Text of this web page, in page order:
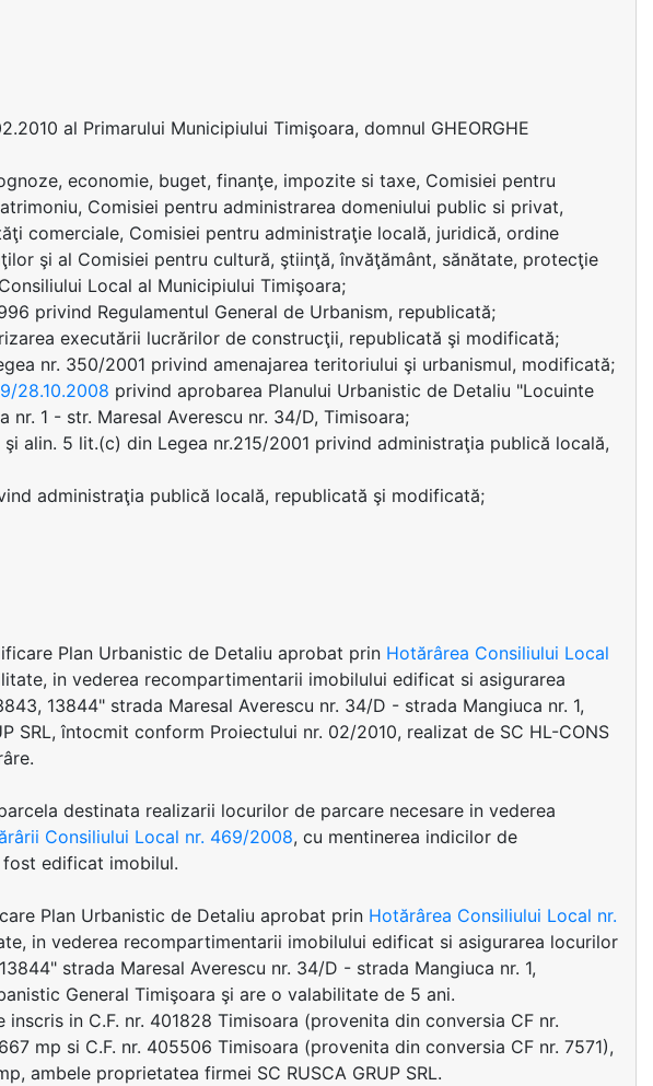
al Primarului Municipiului Timişoara, domnul GHEORGHE
economie, buget, finanţe, impozite si taxe, Comisiei pentru
Comisiei pentru administrarea domeniului public si privat,
comerciale, Comisiei pentru administraţie locală, juridică, ordine
şi al Comisiei pentru cultură, ştiinţă, învăţământ, sănătate, protecţie
Local al Municipiului Timişoara;
privind Regulamentul General de Urbanism, republicată;
executării lucrărilor de construcţii, republicată şi modificată;
nr. 350/2001 privind amenajarea teritoriului şi urbanismul, modificată;
28.10.2008 privind aprobarea Planului Urbanistic de Detaliu "Locuinte
1 - str. Maresal Averescu nr. 34/D, Timisoara;
alin. 5 lit.(c) din Legea nr.215/2001 privind administraţia publică locală,
administraţia publică locală, republicată şi modificată;
Plan Urbanistic de Detaliu aprobat prin Hotărârea Consiliului Local
in vederea recompartimentarii imobilului edificat si asigurarea
13844" strada Maresal Averescu nr. 34/D - strada Mangiuca nr. 1,
SRL, întocmit conform Proiectului nr. 02/2010, realizat de SC HL-CONS
destinata realizarii locurilor de parcare necesare in vederea
Consiliului Local nr. 469/2008, cu mentinerea indicilor de
edificat imobilul.
Plan Urbanistic de Detaliu aprobat prin Hotărârea Consiliului Local nr.
in vederea recompartimentarii imobilului edificat si asigurarea locurilor
strada Maresal Averescu nr. 34/D - strada Mangiuca nr. 1,
General Timişoara şi are o valabilitate de 5 ani.
in C.F. nr. 401828 Timisoara (provenita din conversia CF nr.
mp si C.F. nr. 405506 Timisoara (provenita din conversia CF nr. 7571),
ambele proprietatea firmei SC RUSCA GRUP SRL.